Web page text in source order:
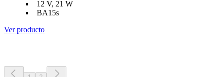
12 V, 21 W
BA15s
Ver producto